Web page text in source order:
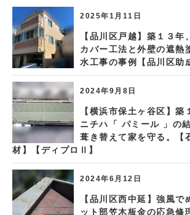
2025年1月11日
【品川区戸越】築１３年
カバー工法と外壁の遮熱
水工事の事例【品川区助
2024年9月8日
【横浜市保土ヶ谷区】築
ニチハ「 パミール 」の
葺き替えて家を守る。【
材】【ディプロⅡ】
2024年6月12日
【品川区西中延】強風で
ット部笠木板金の応急修